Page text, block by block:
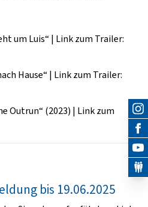
um Luis“ | Link zum Trailer:
Hause“ | Link zum Trailer:
Outrun“ (2023) | Link zum
bis 19.06.2025